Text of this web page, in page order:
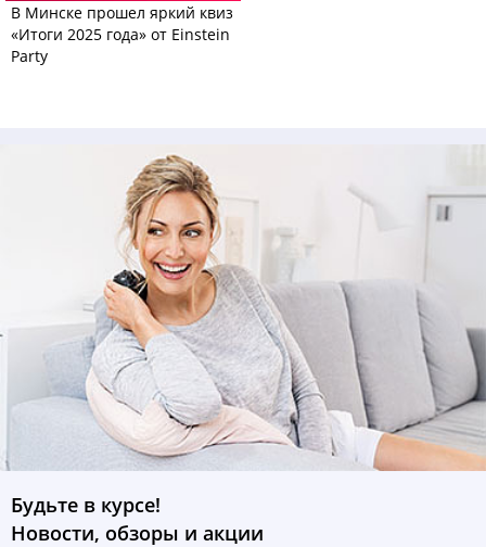
В Минске прошел яркий квиз
«Итоги 2025 года» от Einstein
Party
Будьте в курсе!
Новости, обзоры и акции